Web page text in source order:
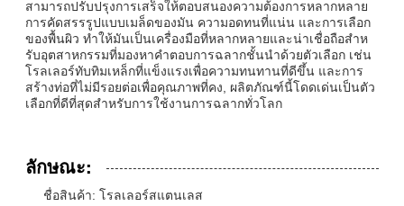
สามารถปรับปรุงการเสร็จให้ตอบสนองความต้องการหลากหลาย
การคัดสรรรูปแบบเมล็ดของมัน ความอดทนที่แน่น และการเลือก
ของพื้นผิว ทําให้มันเป็นเครื่องมือที่หลากหลายและน่าเชื่อถือสําห
รับอุตสาหกรรมที่มองหาคําตอบการฉลากชั้นนําด้วยตัวเลือก เช่น
โรลเลอร์ทับทิมเหล็กที่แข็งแรงเพื่อความทนทานที่ดีขึ้น และการ
สร้างท่อที่ไม่มีรอยต่อเพื่อคุณภาพที่คง, ผลิตภัณฑ์นี้โดดเด่นเป็นตัว
เลือกที่ดีที่สุดสําหรับการใช้งานการฉลากทั่วโลก
ลักษณะ:
ชื่อสินค้า: โรลเลอร์สแตนเลส